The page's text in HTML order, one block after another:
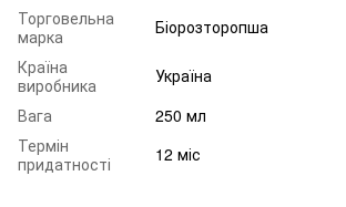
Торговельна
марка
Біорозторопша
Країна
виробника
Україна
Вага
250 мл
Термін
придатності
12 міс